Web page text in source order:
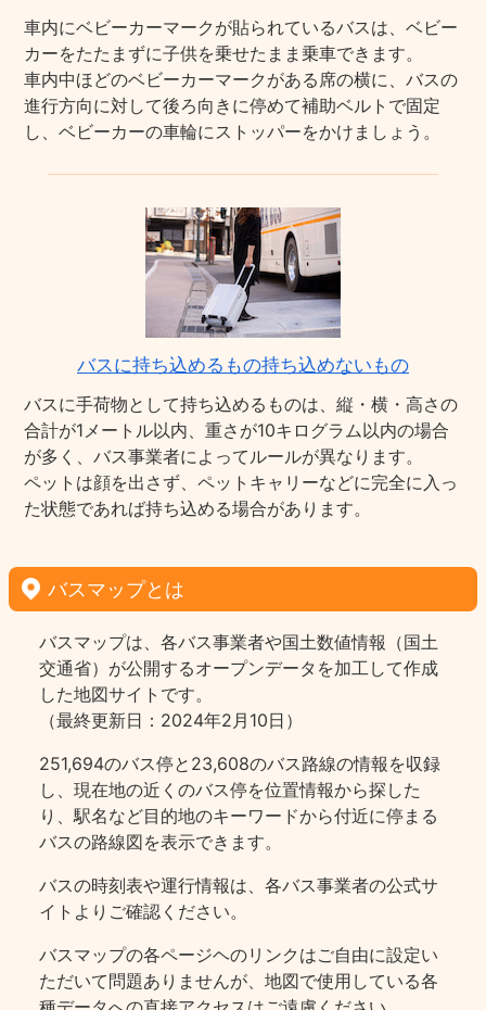
車内にベビーカーマークが貼られているバスは、ベビー
カーをたたまずに子供を乗せたまま乗車できます。
車内中ほどのベビーカーマークがある席の横に、バスの
進行方向に対して後ろ向きに停めて補助ベルトで固定
し、ベビーカーの車輪にストッパーをかけましょう。
バスに持ち込めるもの持ち込めないもの
バスに手荷物として持ち込めるものは、縦・横・高さの
合計が1メートル以内、重さが10キログラム以内の場合
が多く、バス事業者によってルールが異なります。
ペットは顔を出さず、ペットキャリーなどに完全に入っ
た状態であれば持ち込める場合があります。
バスマップとは
バスマップは、各バス事業者や国土数値情報（国土
交通省）が公開するオープンデータを加工して作成
した地図サイトです。
（最終更新日：2024年2月10日）
251,694のバス停と23,608のバス路線の情報を収録
し、現在地の近くのバス停を位置情報から探した
り、駅名など目的地のキーワードから付近に停まる
バスの路線図を表示できます。
バスの時刻表や運行情報は、各バス事業者の公式サ
イトよりご確認ください。
バスマップの各ページヘのリンクはご自由に設定い
ただいて問題ありませんが、地図で使用している各